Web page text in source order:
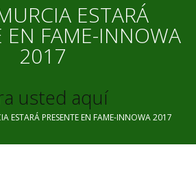
ESTARÁ
EN FAME-INNOWA
2017
usted aquí
ESTARÁ PRESENTE EN FAME-INNOWA 2017